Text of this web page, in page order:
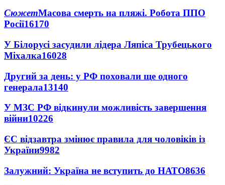
СюжетМасова смерть на пляжі. Робота ППО
Росії16170
У Білорусі засудили лідера Ляпіса Трубецького
Міхалка16028
Другий за день: у РФ поховали ще одного
генерала13140
У МЗС РФ відкинули можливість завершення
війни10226
ЄС відзавтра змінює правила для чоловіків із
України9982
Залужний: Україна не вступить до НАТО8636